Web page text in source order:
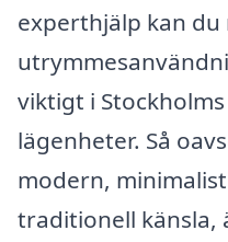
experthjälp kan du
viktigt i
lägenheter. Så
modern,
traditionell känsla,